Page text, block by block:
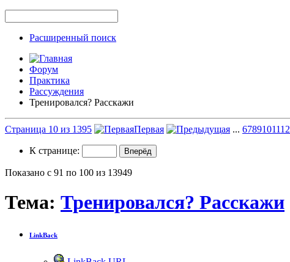
Расширенный поиск
Форум
Практика
Рассуждения
Тренировался? Расскажи
Страница 10 из 1395 Первая ... 6789101112
К странице:
Показано с 91 по 100 из 13949
Тема: Тренировался? Расскажи
LinkBack